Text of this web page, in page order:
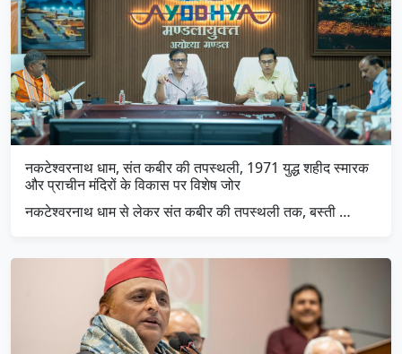
नकटेश्वरनाथ धाम, संत कबीर की तपस्थली, 1971 युद्ध शहीद स्मारक
और प्राचीन मंदिरों के विकास पर विशेष जोर
नकटेश्वरनाथ धाम से लेकर संत कबीर की तपस्थली तक, बस्ती …